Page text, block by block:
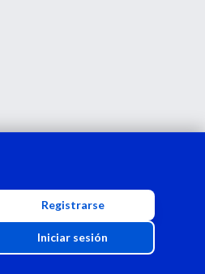
Registrarse
Iniciar sesión